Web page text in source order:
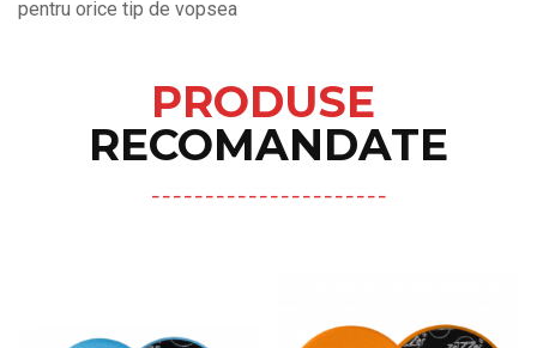
pentru orice tip de vopsea
PRODUSE
RECOMANDATE